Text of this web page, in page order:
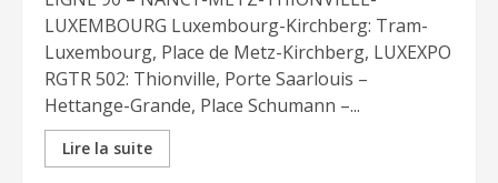
LUXEMBOURG Luxembourg-Kirchberg: Tram-
Luxembourg, Place de Metz-Kirchberg, LUXEXPO
RGTR 502: Thionville, Porte Saarlouis –
Hettange-Grande, Place Schumann –...
Lire la suite